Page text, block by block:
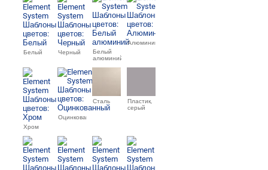
Белый Черный
Белый
алюминий
Алюминий
Хром
Оцинкованный
Сталь
Пластик,
серый